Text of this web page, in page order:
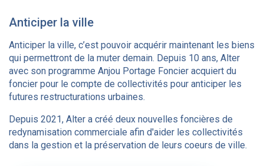
Anticiper la ville
Anticiper la ville, c’est pouvoir acquérir maintenant les biens
qui permettront de la muter demain. Depuis 10 ans, Alter
avec son programme Anjou Portage Foncier acquiert du
foncier pour le compte de collectivités pour anticiper les
futures restructurations urbaines.
Depuis 2021, Alter a créé deux nouvelles foncières de
redynamisation commerciale afin d'aider les collectivités
dans la gestion et la préservation de leurs coeurs de ville.